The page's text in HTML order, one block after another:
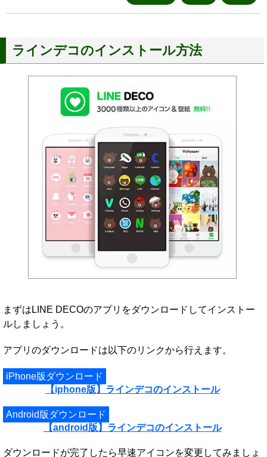
ラインデコのインストール方法
まずはLINE DECOのアプリをダウンロードしてインストー
ルしましょう。
アプリのダウンロードは以下のリンクから行えます。
iPhone版ダウンロード
【iphone版】ラインデコのインストール
Android版ダウンロード
【android版】ラインデコのインストール
ダウンロードが完了したら早速アイコンを変更してみましょ